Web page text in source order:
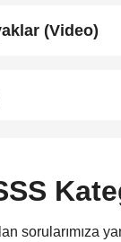
(Video)
sorularımıza